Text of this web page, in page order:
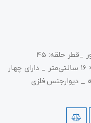
دارای ۶ قلاب بر روی حلقه برای اتصال تور _قطر حلقه: 45
سانتی‌متر _ابعاد پایه اتصال: 15 × 14 × 16 سانتی‌‌متر _ دارای چهار
_ دیوارجنس:فلزی